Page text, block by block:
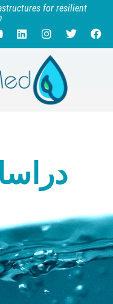
for resilient